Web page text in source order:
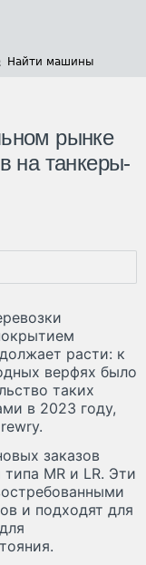
Найти машины
рынке
на танкеры-
расти: к
верфях было
таких
в 2023 году,
заказов
MR и LR. Эти
и подходят для